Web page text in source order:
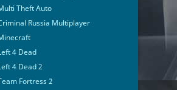
Theft Auto
Russia Multiplayer
4 Dead
4 Dead 2
Fortress 2